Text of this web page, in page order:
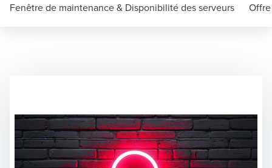
Fenêtre de maintenance & Disponibilité des serveurs Offre